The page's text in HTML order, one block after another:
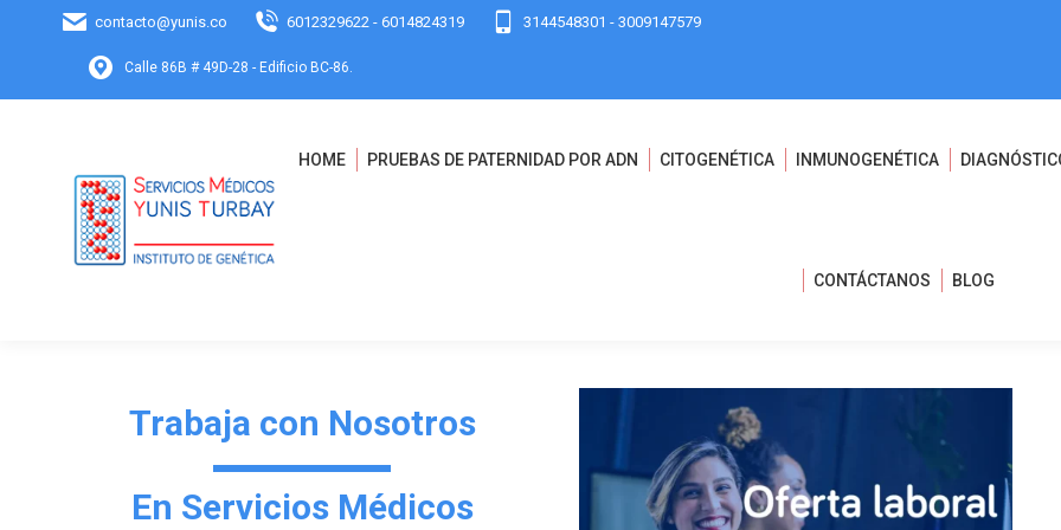
contacto@yunis.co 6012329622 - 6014824319 3144548301 - 3009147579
Calle 86B # 49D-28 - Edificio BC-86.
HOME PRUEBAS DE PATERNIDAD POR ADN CITOGENÉTICA INMUNOGENÉTICA
CONTÁCTANOS BLOG
Trabaja con Nosotros
En Servicios Médicos